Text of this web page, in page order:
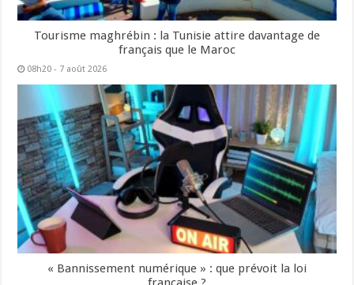
Tourisme maghrébin : la Tunisie attire davantage de
français que le Maroc
08h20 - 7 août 2026
« Bannissement numérique » : que prévoit la loi